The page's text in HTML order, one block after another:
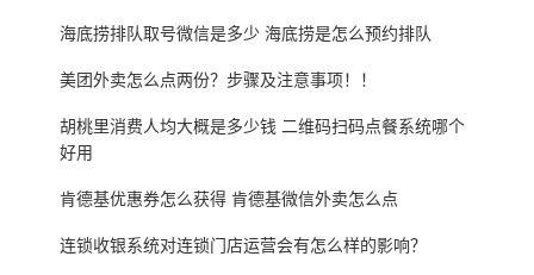
海底捞排队取号微信是多少 海底捞是怎么预约排队
美团外卖怎么点两份？步骤及注意事项！！
胡桃里消费人均大概是多少钱 二维码扫码点餐系统哪个
好用
肯德基优惠券怎么获得 肯德基微信外卖怎么点
连锁收银系统对连锁门店运营会有怎么样的影响？